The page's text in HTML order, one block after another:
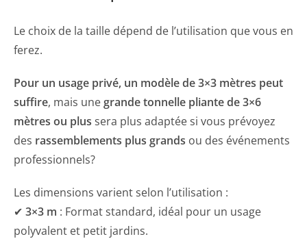
Le choix de la taille dépend de l’utilisation que vous en
ferez.
Pour un usage privé, un modèle de 3×3 mètres peut
suffire, mais unegrande tonnelle pliante de 3×6
mètres ou plus sera plus adaptée si vous prévoyez
des rassemblements plus grands ou des événements
professionnels?
Les dimensions varient selon l’utilisation :
✔ 3×3 m : Format standard, idéal pour un usage
polyvalent et petit jardins.